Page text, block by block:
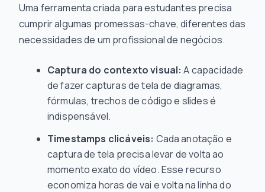
Uma ferramenta criada para estudantes precisa
cumprir algumas promessas-chave, diferentes das
necessidades de um profissional de negócios.
Captura do contexto visual: A capacidade
de fazer capturas de tela de diagramas,
fórmulas, trechos de código e slides é
indispensável.
Timestamps clicáveis: Cada anotação e
captura de tela precisa levar de volta ao
momento exato do vídeo. Esse recurso
economiza horas de vai e volta na linha do